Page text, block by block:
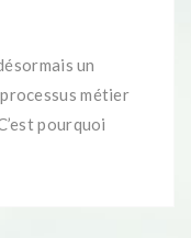
un
métier
pourquoi
au sein de